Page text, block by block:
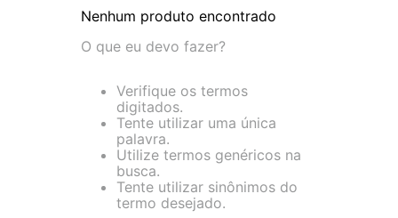
Nenhum produto encontrado
O que eu devo fazer?
Verifique os termos
digitados.
Tente utilizar uma única
palavra.
Utilize termos genéricos na
busca.
Tente utilizar sinônimos do
termo desejado.